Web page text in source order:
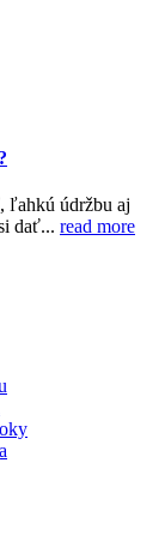
ľahkú údržbu aj
dať... read more